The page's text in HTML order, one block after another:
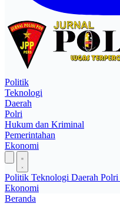
Politik
Teknologi
Daerah
Polri
Hukum dan Kriminal
Pemerintahan
Ekonomi
Politik Teknologi Daerah Polri
Ekonomi
Beranda